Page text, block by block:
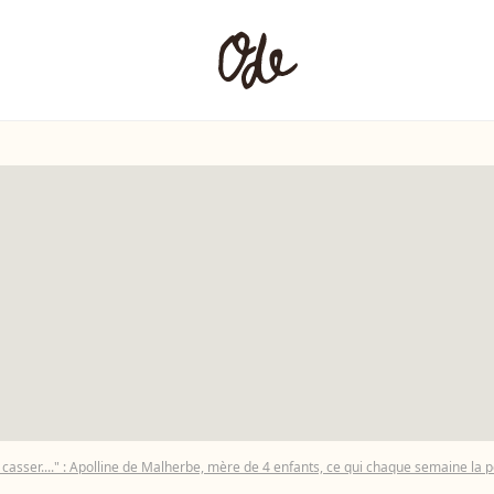
: Apolline de Malherbe, mère de 4 enfants, ce qui chaque semaine la